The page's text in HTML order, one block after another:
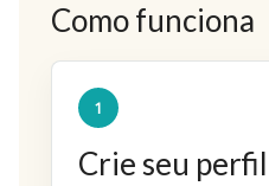
Como funciona
1
Crie seu perfil